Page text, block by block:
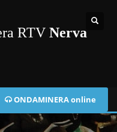
RTV Nerva
ONDAMINERA online